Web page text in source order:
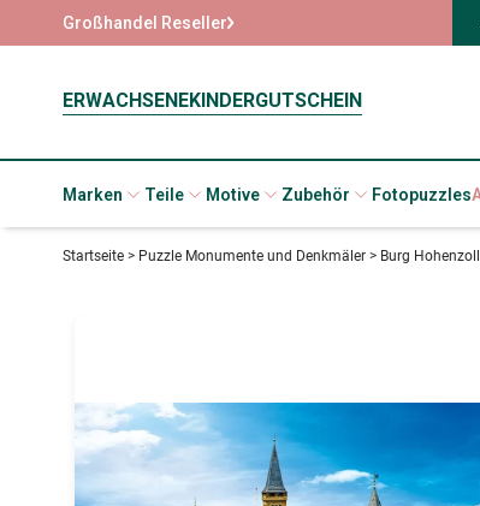
Großhandel Reseller
ERWACHSENEKINDERGUTSCHEIN
Marken Teile Motive Zubehör Fotopuzzles
Startseite > Puzzle Monumente und Denkmäler > Burg